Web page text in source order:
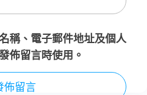
稱、電子郵件地址及個人
佈留言時使用。